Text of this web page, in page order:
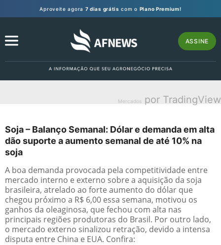
Aproveite agora 7 dias grátis com o Plano Premium!
ASSINE
Mercados por TradingView
Soja – Balanço Semanal: Dólar e demanda em alta
dão suporte a aumento semanal de até 10% na
soja
A boa demanda provocada pela competitividade entre
mercado interno e externo sobre a aquisição da soja
brasileira, atrelado ao forte aumento do dólar que
chegou próximo a R$ 6,00 essa semana, motivou os
ganhos da oleaginosa, que fechou com alta nas
principais regiões produtoras do Brasil. Por outro lado,
o mercado externo sinalizou retração, devido a intensa
disputa entre China e EUA. Confira: